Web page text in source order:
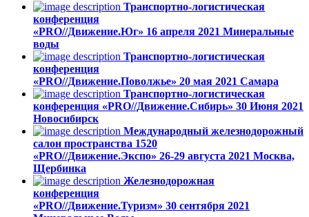
Транспортно-логистическая
конференция
«PRO//Движение.Юг» 16 апреля 2021 Минеральные
воды
Транспортно-логистическая
конференция
«PRO//Движение.Поволжье» 20 мая 2021 Самара
Транспортно-логистическая
конференция «PRO//Движение.Сибирь» 30 Июня 2021
Новосибирск
Международный железнодорожный
салон пространства 1520
«PRO//Движение.Экспо» 26-29 августа 2021 Москва,
Щербинка
Железнодорожная
конференция
«PRO//Движение.Туризм» 30 сентября 2021